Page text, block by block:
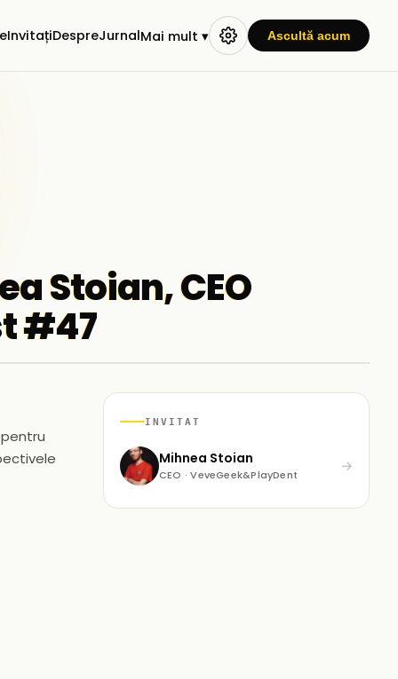
InvitațiDespreJurnalMai mult ▾ Ascultă acum
Stoian, CEO
#47
INVITAT
Mihnea Stoian
CEO · VeveGeek&PlayDent →